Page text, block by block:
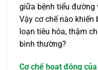
giữa bệnh tiểu đường
Vậy cơ chế nào
loạn tiêu hóa, thậm
bình thường?
Cơ chế hoạt động